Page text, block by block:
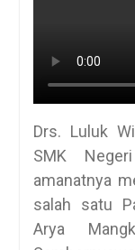
Drs. Luluk
SMK
amanatnya
salah satu
Arya